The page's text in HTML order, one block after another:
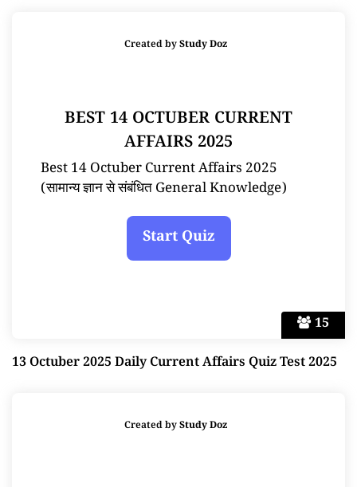
15
Created byStudy Doz
BEST 14 OCTUBER CURRENT
AFFAIRS 2025
Best 14 Octuber Current Affairs 2025
(सामान्य ज्ञान से संबंधित General Knowledge)
13 Octuber 2025 Daily Current Affairs Quiz Test 2025
Created byStudy Doz